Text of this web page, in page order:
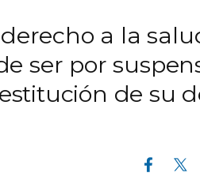
a la
ser por
de su
Compartir en Facebook Compartir en Twitter